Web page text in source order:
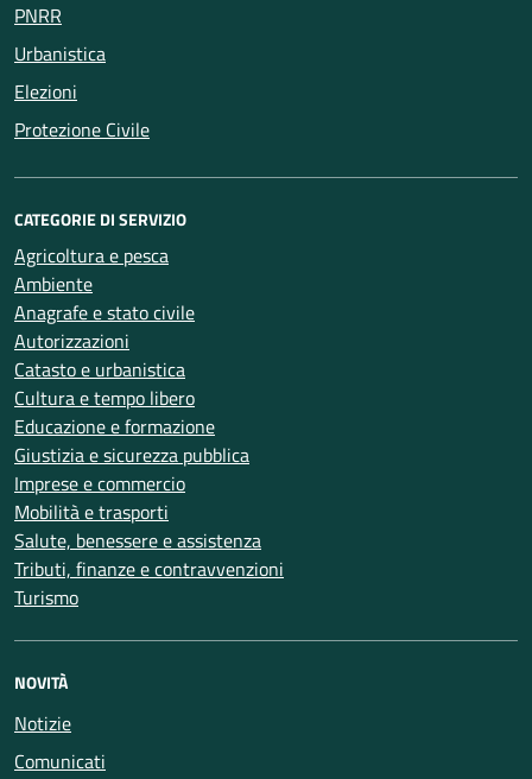
PNRR
Urbanistica
Elezioni
Protezione Civile
CATEGORIE DI SERVIZIO
Agricoltura e pesca
Ambiente
Anagrafe e stato civile
Autorizzazioni
Catasto e urbanistica
Cultura e tempo libero
Educazione e formazione
Giustizia e sicurezza pubblica
Imprese e commercio
Mobilità e trasporti
Salute, benessere e assistenza
Tributi, finanze e contravvenzioni
Turismo
NOVITÀ
Notizie
Comunicati